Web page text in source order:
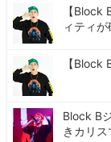
【Block
ィティ
【
Block B
きカリス